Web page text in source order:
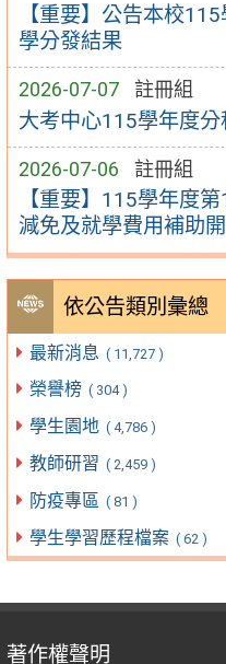
【重要】公告本校
學分發結果
2026-07-07 註冊組
大考中心115學年度
2026-07-06 註冊組
【重要】115學年度
減免及就學費用補助
依公告類別彙總
最新消息 ( 11,727 )
榮譽榜 ( 304 )
學生園地 ( 4,786 )
教師研習 ( 2,459 )
防疫專區 ( 81 )
學生學習歷程檔案 ( 62 )
著作權聲明